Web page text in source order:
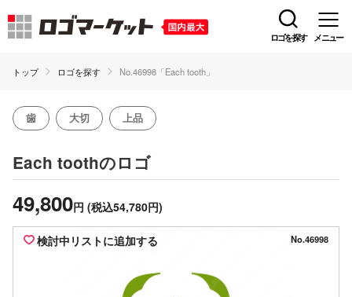
ロゴを探す メニュー
トップ ロゴを探す No.46998「Each tooth」
歯 大切 上品
Each toothのロゴ
49,800円 (税込54,780円)
検討中リストに追加する No.46998